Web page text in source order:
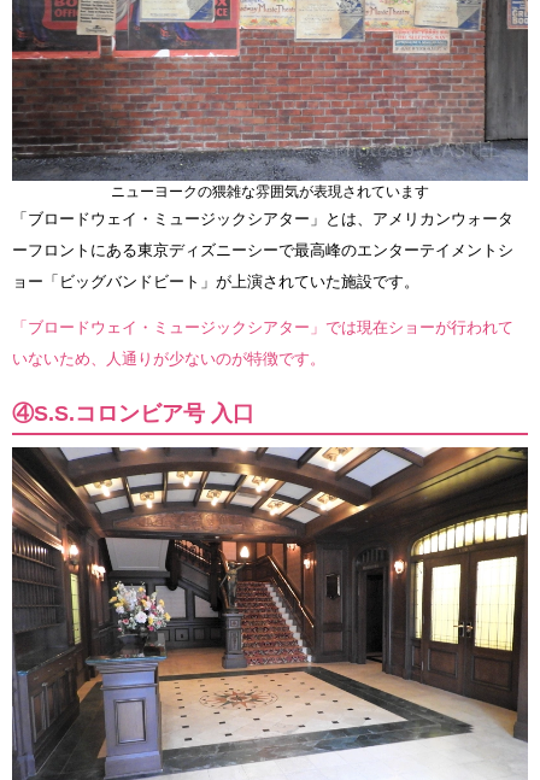
ニューヨークの猥雑な雰囲気が表現されています
「ブロードウェイ・ミュージックシアター」とは、アメリカンウォータ
ーフロントにある東京ディズニーシーで最高峰のエンターテイメントシ
ョー「ビッグバンドビート」が上演されていた施設です。
「ブロードウェイ・ミュージックシアター」では現在ショーが行われて
いないため、人通りが少ないのが特徴です。
④S.S.コロンビア号 入口